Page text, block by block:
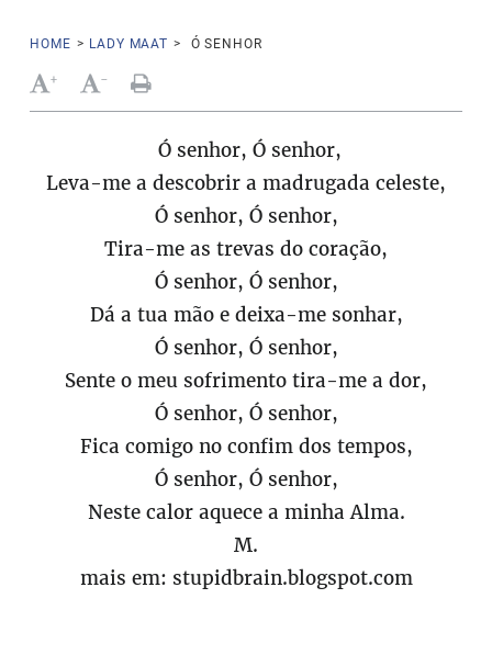
HOME > LADY MAAT > Ó SENHOR
+ -
Ó senhor, Ó senhor,
Leva-me a descobrir a madrugada celeste,
Ó senhor, Ó senhor,
Tira-me as trevas do coração,
Ó senhor, Ó senhor,
Dá a tua mão e deixa-me sonhar,
Ó senhor, Ó senhor,
Sente o meu sofrimento tira-me a dor,
Ó senhor, Ó senhor,
Fica comigo no confim dos tempos,
Ó senhor, Ó senhor,
Neste calor aquece a minha Alma.
M.
mais em: stupidbrain.blogspot.com